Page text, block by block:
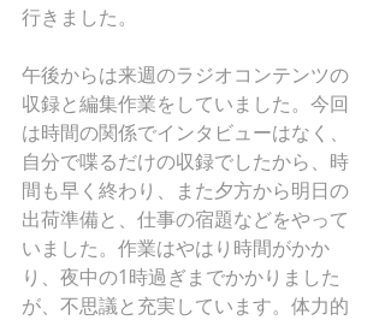
行きました。
午後からは来週のラジオコンテンツの
収録と編集作業をしていました。今回
は時間の関係でインタビューはなく、
自分で喋るだけの収録でしたから、時
間も早く終わり、また夕方から明日の
出荷準備と、仕事の宿題などをやって
いました。作業はやはり時間がかか
り、夜中の1時過ぎまでかかりました
が、不思議と充実しています。体力的